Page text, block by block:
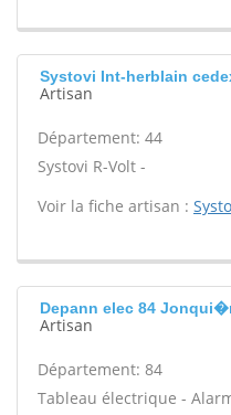
Systovi Int-herblain
Artisan
Département: 44
Systovi R-Volt -
Voir la fiche artisan :
Depann elec 84
Artisan
Département: 84
Tableau électrique -